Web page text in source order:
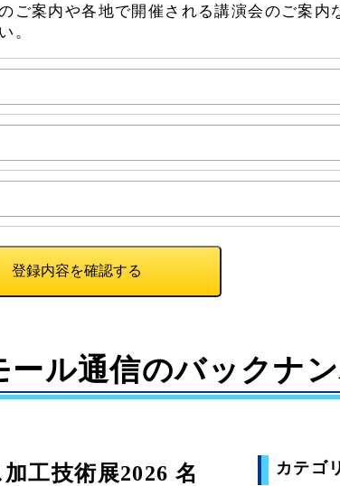
案内や各地で開催される講演会のご案内
。
ール通信のバックナ
工技術展2026 名
カテゴ